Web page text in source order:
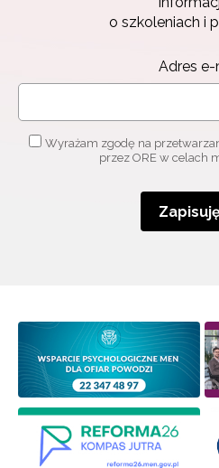
o szkoleniach i
Adres e-
Wyrażam zgodę na
przez ORE w celach